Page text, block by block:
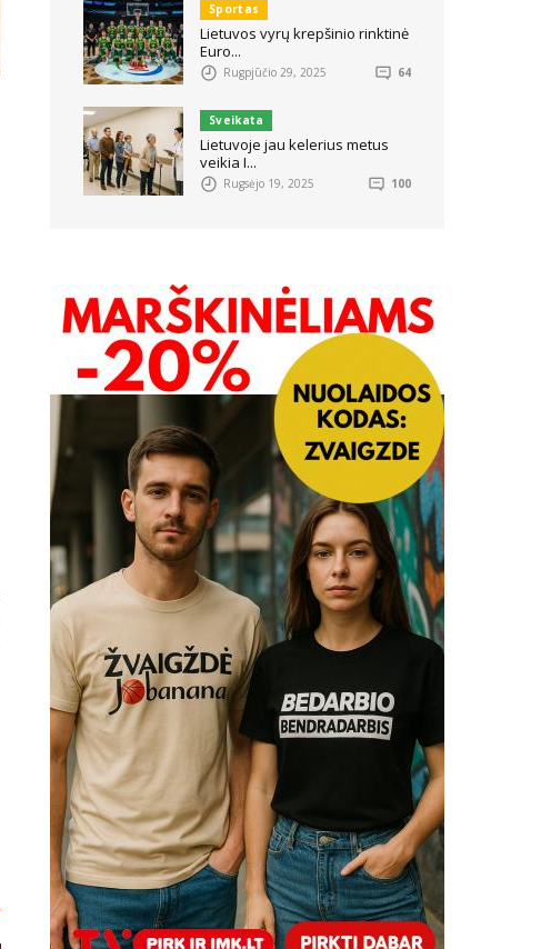
Sportas
Lietuvos vyrų krepšinio rinktinė
Euro...
Rugpjūčio 29, 2025 64
Sveikata
Lietuvoje jau kelerius metus
veikia I...
Rugsėjo 19, 2025 100